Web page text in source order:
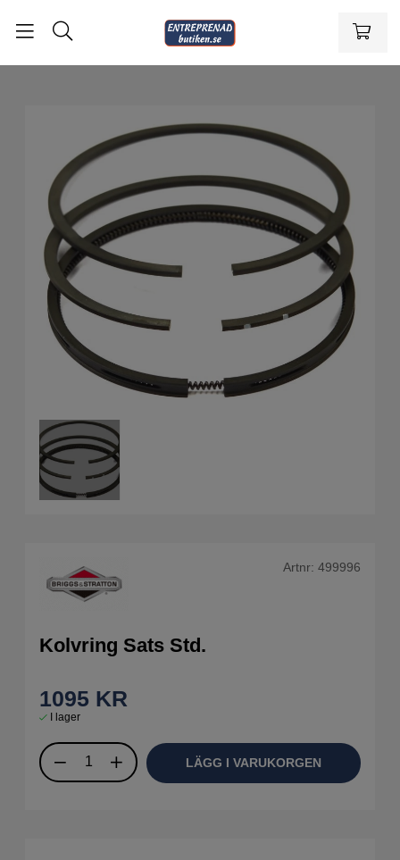
Artnr: 499996
Kolvring Sats Std.
1095 KR
I lager
LÄGG I VARUKORGEN